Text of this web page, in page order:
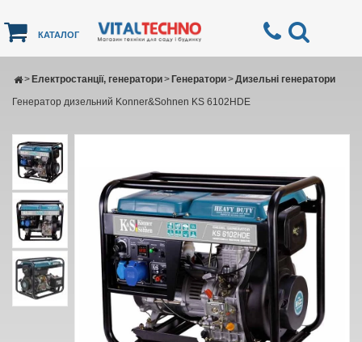
КАТАЛОГ
Електростанції, генератори
> Генератори
> Дизельні генератори
>
Генератор дизельний Konner&Sohnen KS 6102HDE